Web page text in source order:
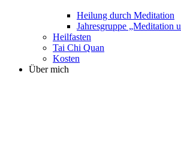
Heilung durch Meditation
Jahresgruppe „Meditation
Heilfasten
Tai Chi Quan
Kosten
Über mich